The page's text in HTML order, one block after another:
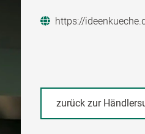
https://
zurück zur